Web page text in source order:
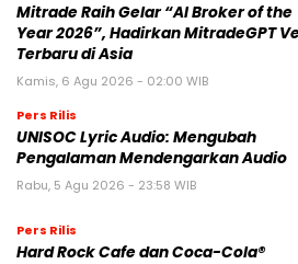
Mitrade Raih Gelar “AI Broker of the
Year 2026”, Hadirkan MitradeGPT
Terbaru di Asia
Kamis, 6 Agu 2026 - 02:00 WIB
Pers Rilis
UNISOC Lyric Audio: Mengubah
Pengalaman Mendengarkan Audio
Rabu, 5 Agu 2026 - 23:58 WIB
Pers Rilis
Hard Rock Cafe dan Coca-Cola®